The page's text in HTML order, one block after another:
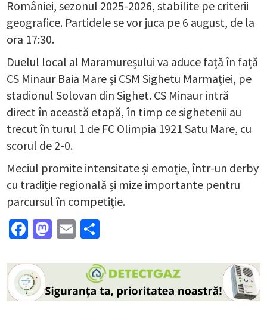
României, sezonul 2025-2026, stabilite pe criterii
geografice. Partidele se vor juca pe 6 august, de la
ora 17:30.
Duelul local al Maramureșului va aduce față în față
CS Minaur Baia Mare și CSM Sighetu Marmației, pe
stadionul Solovan din Sighet. CS Minaur intră
direct în această etapă, în timp ce sighetenii au
trecut în turul 1 de FC Olimpia 1921 Satu Mare, cu
scorul de 2-0.
Meciul promite intensitate și emoție, într-un derby
cu tradiție regională și mize importante pentru
parcursul în competiție.
Facebook
Mastodon
Email